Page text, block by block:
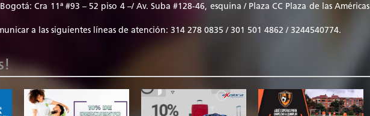
Cra 11ª #93 – 52 piso 4 –/ Av. Suba #128-46, esquina / Plaza CC Plaza de las Américas
a las siguientes líneas de atención: 314 278 0835 / 301 501 4862 / 3244540774.